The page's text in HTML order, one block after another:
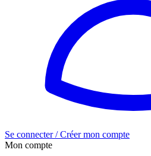
Se connecter / Créer mon compte
Mon compte